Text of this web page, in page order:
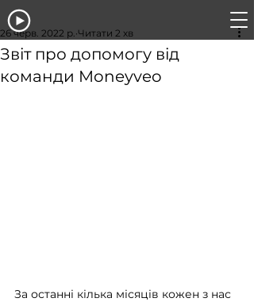
Звіт про допомогу від
команди Moneyveo
26 черв. 2022 р. Читати 2 хв
За останні кілька місяців кожен з нас